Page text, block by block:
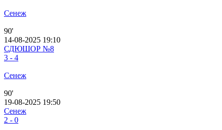
Сенеж
90'
14-08-2025 19:10
СДЮШОР №8
3 - 4
Сенеж
90'
19-08-2025 19:50
Сенеж
2 - 0